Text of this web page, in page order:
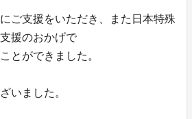
ご支援をいただき、また日本特殊
援のおかげで
とができました。
いました。